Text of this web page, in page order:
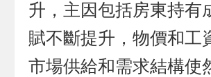
升，主因包括房東持有
賦不斷提升，物價和工
市場供給和需求結構使